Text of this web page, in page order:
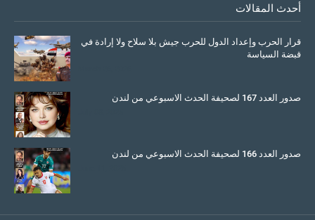
أحدث المقالات
قرار الحرب وإعداد الدول للحرب جيش بلا سلاح ولا إرادة في
قبضة السياسة
صدور العدد 167 لصحيفة الحدث الاسبوعي من لندن
صدور العدد 166 لصحيفة الحدث الاسبوعي من لندن